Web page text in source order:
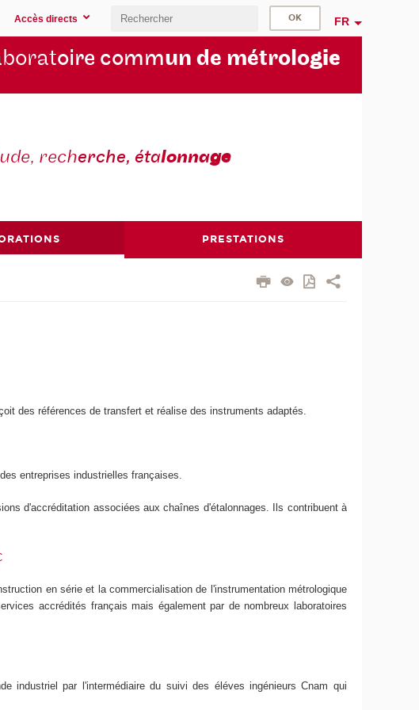
Accès directs FR
oire commun de métrologie
recherche, étalonnage
PRESTATIONS
des références de transfert et réalise des instruments adaptés.
entreprises industrielles françaises.
d'accréditation associées aux chaînes d'étalonnages. Ils contribuent à
en série et la commercialisation de l'instrumentation métrologique
accrédités français mais également par de nombreux laboratoires
industriel par l'intermédiaire du suivi des éléves ingénieurs Cnam qui